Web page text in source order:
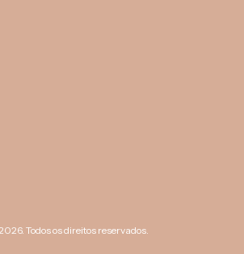
Todos os direitos reservados.